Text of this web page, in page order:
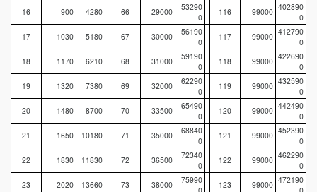
16
900 4280 66 29000
53290
0
116 99000 402890
0
17
1030 5180 67 30000
56190
0
117 99000 412790
0
18
1170 6210 68 31000
59190
0
118 99000 422690
0
19
1320 7380 69 32000
62290
0
119 99000 432590
0
20
1480 8700 70 33500
65490
0
120 99000 442490
0
21
1650 10180 71 35000
68840
0
121 99000 452390
0
22
1830 11830 72 36500
72340
0
122 99000 462290
0
23
2020 13660 73 38000
75990
123 99000 472190